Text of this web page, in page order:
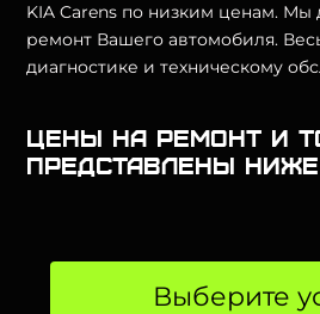
KIA Carens по низким ценам. Мы
ремонт Вашего автомобиля.
диагностике и техническому
Цены на ремонт и
представлены ниже
Выберите